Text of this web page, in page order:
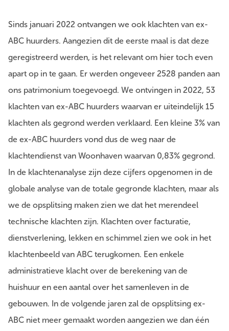
Sinds januari 2022 ontvangen we ook klachten van ex-
ABC huurders. Aangezien dit de eerste maal is dat deze
geregistreerd werden, is het relevant om hier toch even
apart op in te gaan. Er werden ongeveer 2528 panden aan
ons patrimonium toegevoegd. We ontvingen in 2022, 53
klachten van ex-ABC huurders waarvan er uiteindelijk 15
klachten als gegrond werden verklaard. Een kleine 3% van
de ex-ABC huurders vond dus de weg naar de
klachtendienst van Woonhaven waarvan 0,83% gegrond.
In de klachtenanalyse zijn deze cijfers opgenomen in de
globale analyse van de totale gegronde klachten, maar als
we de opsplitsing maken zien we dat het merendeel
technische klachten zijn. Klachten over facturatie,
dienstverlening, lekken en schimmel zien we ook in het
klachtenbeeld van ABC terugkomen. Een enkele
administratieve klacht over de berekening van de
huishuur en een aantal over het samenleven in de
gebouwen. In de volgende jaren zal de opsplitsing ex-
ABC niet meer gemaakt worden aangezien we dan één